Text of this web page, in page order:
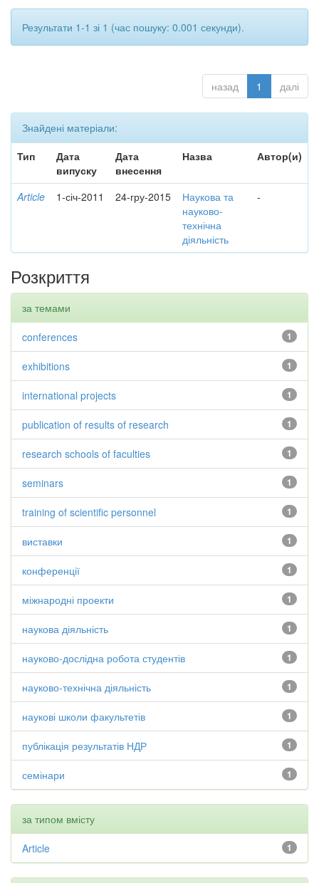
Результати 1-1 зі 1 (час пошуку: 0.001 секунди).
назад 1 далі
Знайдені матеріали:
Тип
Дата
випуску
Дата
внесення
Назва Автор(и)
Article 1-січ-2011 24-гру-2015
Наукова та
науково-
технічна
діяльність
-
Розкриття
за темами
1
conferences
1
exhibitions
1
international projects
1
publication of results of research
1
research schools of faculties
1
seminars
1
training of scientific personnel
1
виставки
1
конференції
1
міжнародні проекти
1
наукова діяльність
1
науково-дослідна робота студентів
1
науково-технічна діяльність
1
наукові школи факультетів
1
публікація результатів НДР
1
семінари
за типом вмісту
1
Article